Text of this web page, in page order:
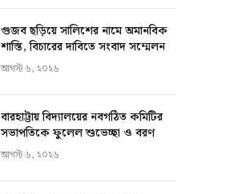
গুজব ছড়িয়ে সালিশের নামে অমানবিক
শাস্তি, বিচারের দাবিতে সংবাদ সম্মেলন
আগস্ট ৬, ২০২৬
বারহাট্টায় বিদ্যালয়ের নবগঠিত কমিটির
সভাপতিকে ফুলেল শুভেচ্ছা ও বরণ
আগস্ট ৬, ২০২৬